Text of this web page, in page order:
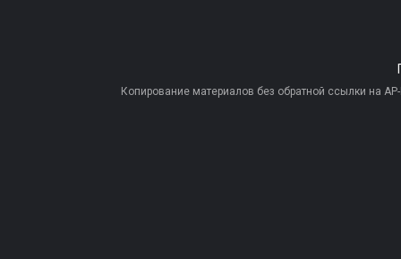
Копирование материалов без обратной ссылки на